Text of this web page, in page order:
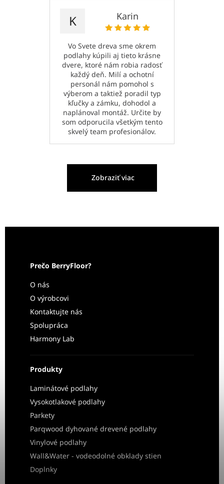
K Karin
Vo Svete dreva sme okrem
podlahy kúpili aj tieto krásne
dvere, ktoré nám robia radosť
každý deň. Milí a ochotní
personál nám pomohol s
výberom a taktiež poradil typ
kľučky a zámku, dohodol a
naplánoval montáž. Určite by
som odporucila všetkým tento
skvelý team profesionálov.
Zobraziť viac
Prečo BerryFloor?
O nás
O výrobcovi
Kontaktujte nás
Spolupráca
Harmony Lab
Produkty
Laminátové podlahy
Vysokotlakové podlahy
Parkety
Parqwood dyhované drevené podlahy
Vinylové podlahy
Wall&Water - vodeodolné obklady stien
Doplnky